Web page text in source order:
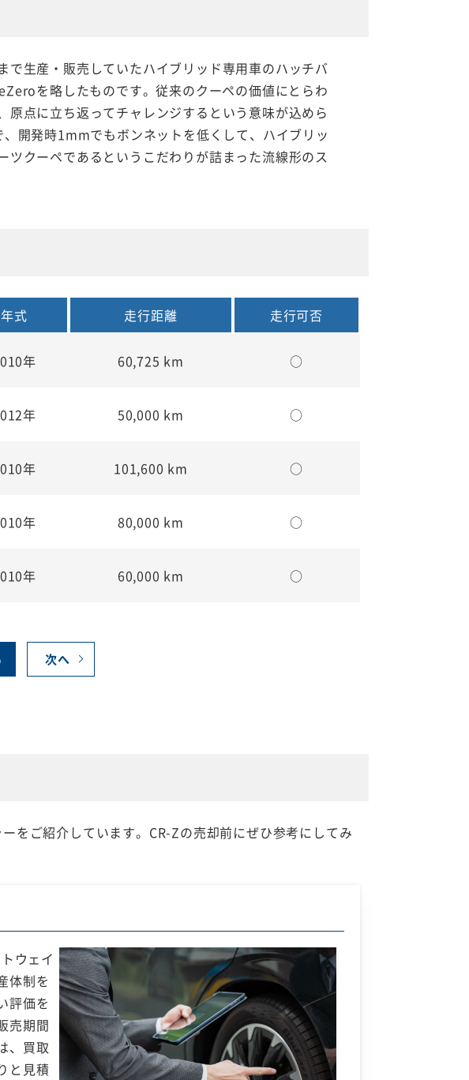
生産・販売していたハイブリッド専用車のハッチバ
を略したものです。従来のクーペの価値にとらわ
点に立ち返ってチャレンジするという意味が込めら
開発時1mmでもボンネットを低くして、ハイブリッ
クーペであるというこだわりが詰まった流線形のス
年式 走行距離
走行可否
年 60,725 km ○
年 50,000 km ○
年 101,600 km ○
年 80,000 km ○
年 60,000 km ○
次へ
をご紹介しています。CR-Zの売却前にぜひ参考にしてみ
ウェイ
体制を
評価を
売期間
、買取
と見積